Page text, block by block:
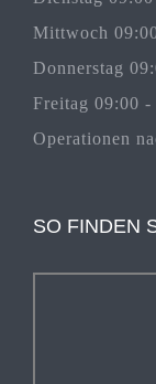
Mittwoch
Donnerstag
Freitag 09:00
Operationen
SO FINDEN